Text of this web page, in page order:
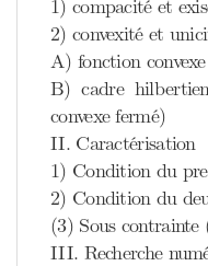
1) compacité et
2) convexité et
A) fonction convexe
B) cadre
convexe fermé)
II. Caractérisation
1) Condition du
2) Condition du
(3) Sous contrainte
III. Recherche